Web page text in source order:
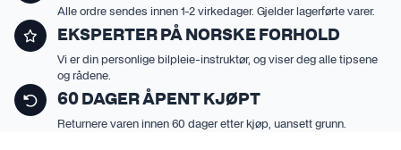
Alle ordre sendes innen 1-2 virkedager. Gjelder lagerførte varer.
EKSPERTER PÅ NORSKE FORHOLD
Vi er din personlige bilpleie-instruktør, og viser deg alle tipsene
og rådene.
60 DAGER ÅPENT KJØPT
Returnere varen innen 60 dager etter kjøp, uansett grunn.